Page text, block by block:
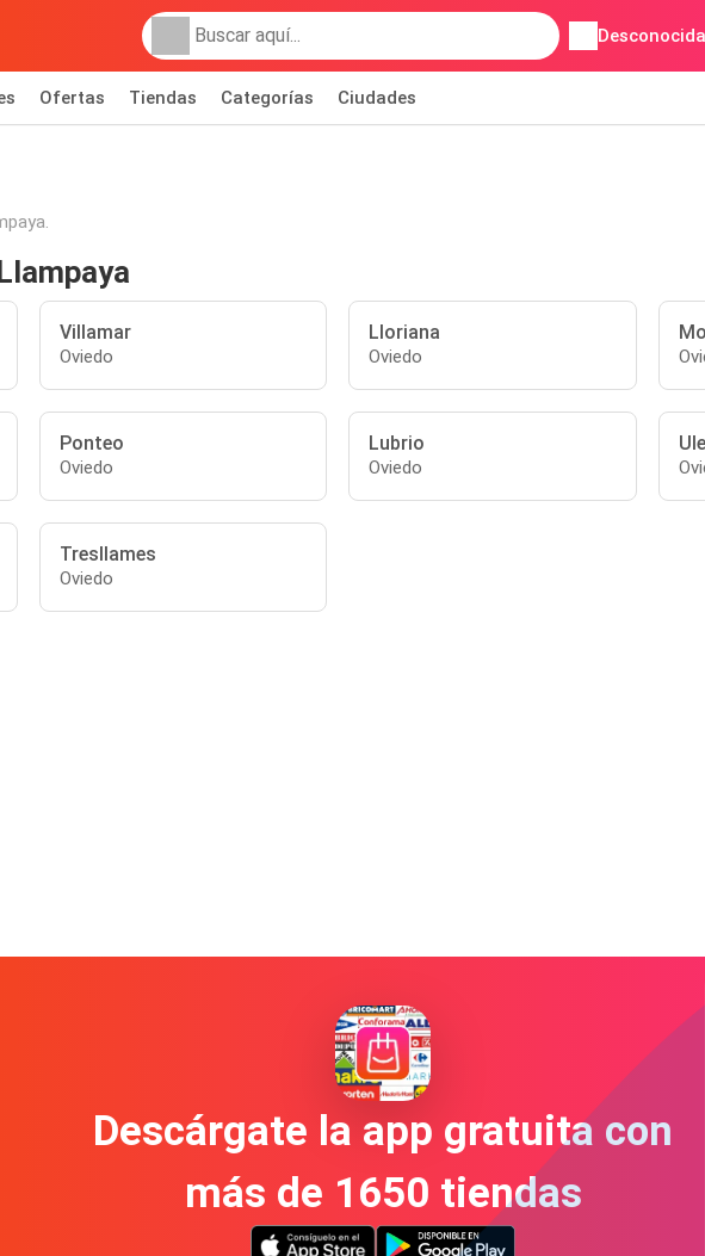
Desconocida
Ofertas Tiendas Categorías Ciudades
Villamar
Oviedo
Lloriana
Oviedo
Ponteo
Oviedo
Lubrio
Oviedo
Tresllames
Oviedo
Descárgate la app gratuita con
más de 1650 tiendas